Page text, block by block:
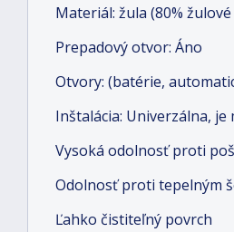
Materiál: žula (80%
Prepadový otvor: Áno
Otvory: (batérie,
Inštalácia: Univerzálna,
Vysoká odolnosť proti
Odolnosť proti tepelným
Ľahko čistiteľný povrch